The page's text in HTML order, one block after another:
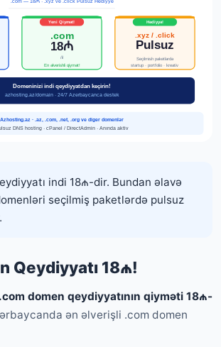
indi 18₼-dir. Bundan əlavə
seçilmiş paketlərdə pulsuz
Qeydiyyatı 18₼!
.com domen qeydiyyatının qiyməti 18₼-
ən əlverişli .com domen